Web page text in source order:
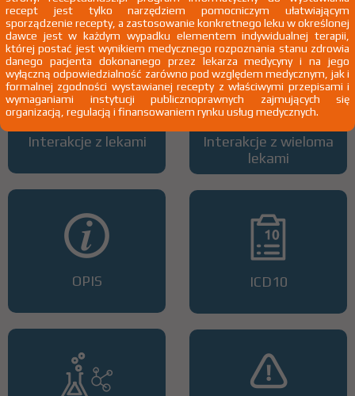
Interakcje z lekami
OPIS
Interakcje z wieloma
lekami
ICD10
recept jest tylko narzędziem pomocniczym ułatwiającym
sporządzenie recepty, a zastosowanie konkretnego leku w określonej
dawce jest w każdym wypadku elementem indywidualnej terapii,
której postać jest wynikiem medycznego rozpoznania stanu zdrowia
danego pacjenta dokonanego przez lekarza medycyny i na jego
wyłączną odpowiedzialność zarówno pod względem medycznym, jak i
formalnej zgodności wystawianej recepty z właściwymi przepisami i
wymaganiami instytucji publicznoprawnych zajmujących się
organizacją, regulacją i finansowaniem rynku usług medycznych.